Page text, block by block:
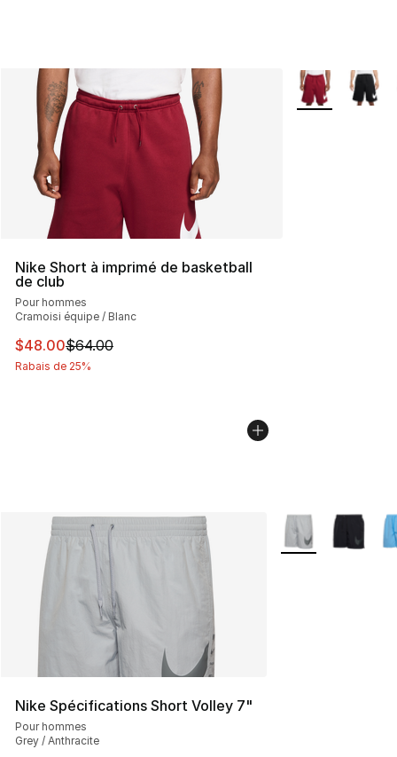
Nike Short à imprimé de basketball
de club
Pour hommes
Cramoisi équipe / Blanc
Cet article est en solde. Le prix est passé de $64.00 à
$48.00$64.00
Rabais de 25%
Plus de
Nike Spécifications Short Volley 7"
Pour hommes
Grey / Anthracite
Plus de couleurs